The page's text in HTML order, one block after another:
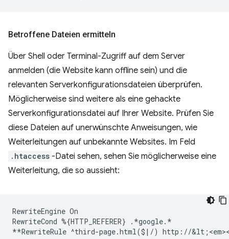
Betroffene Dateien ermitteln
Über Shell oder Terminal-Zugriff auf dem Server
anmelden (die Website kann offline sein) und die
relevanten Serverkonfigurationsdateien überprüfen.
Möglicherweise sind weitere als eine gehackte
Serverkonfigurationsdatei auf Ihrer Website. Prüfen Sie
diese Dateien auf unerwünschte Anweisungen, wie
Weiterleitungen auf unbekannte Websites. Im Feld
.htaccess -Datei sehen, sehen Sie möglicherweise eine
Weiterleitung, die so aussieht:
RewriteEngine On
RewriteCond %{HTTP_REFERER}
.*google.*
**RewriteRule ^third-page.html($ | /) http://&lt ;